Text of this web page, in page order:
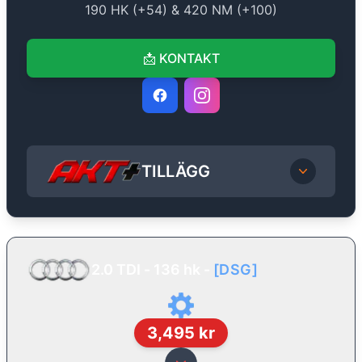
190 HK (+54) & 420 NM (+100)
📩 KONTAKT
TILLÄGG
[DSG]
3,495 kr